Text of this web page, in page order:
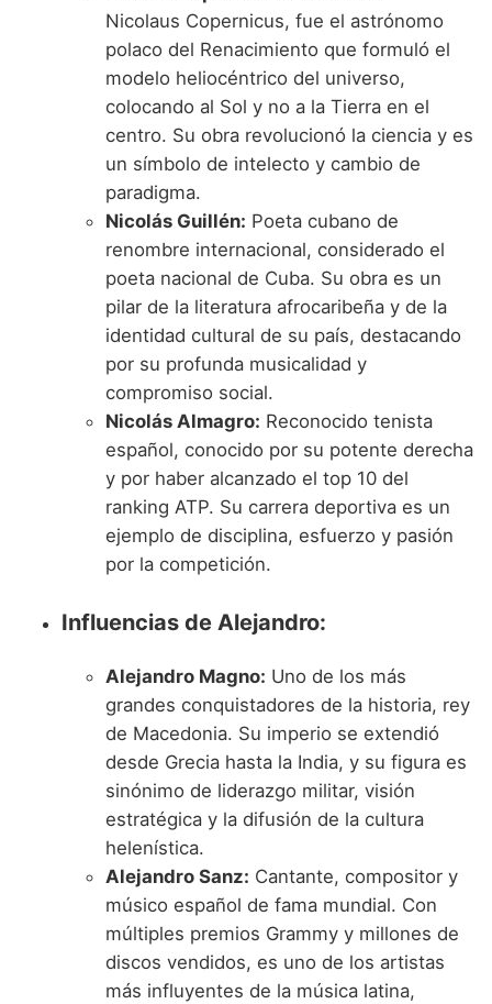
Nicolaus Copernicus, fue el astrónomo
polaco del Renacimiento que formuló el
modelo heliocéntrico del universo,
colocando al Sol y no a la Tierra en el
centro. Su obra revolucionó la ciencia y es
un símbolo de intelecto y cambio de
paradigma.
Nicolás Guillén: Poeta cubano de
renombre internacional, considerado el
poeta nacional de Cuba. Su obra es un
pilar de la literatura afrocaribeña y de la
identidad cultural de su país, destacando
por su profunda musicalidad y
compromiso social.
Nicolás Almagro: Reconocido tenista
español, conocido por su potente derecha
y por haber alcanzado el top 10 del
ranking ATP. Su carrera deportiva es un
ejemplo de disciplina, esfuerzo y pasión
por la competición.
Influencias de Alejandro:
Alejandro Magno: Uno de los más
grandes conquistadores de la historia, rey
de Macedonia. Su imperio se extendió
desde Grecia hasta la India, y su figura es
sinónimo de liderazgo militar, visión
estratégica y la difusión de la cultura
helenística.
Alejandro Sanz: Cantante, compositor y
músico español de fama mundial. Con
múltiples premios Grammy y millones de
discos vendidos, es uno de los artistas
más influyentes de la música latina,